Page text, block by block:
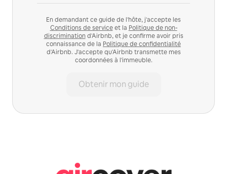
En demandant ce guide de l'hôte, j'accepte les
Conditions de serviceet la Politique de non-
discrimination d'Airbnb, et je confirme avoir pris
connaissance de la Politique de confidentialité
d'Airbnb. J'accepte qu'Airbnb transmette mes
coordonnées à l'immeuble.
Obtenir mon guide